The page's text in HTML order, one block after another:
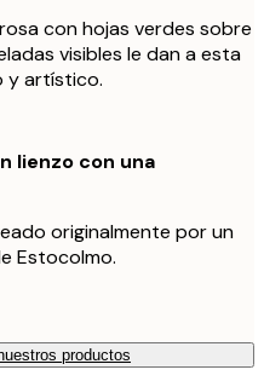
con hojas verdes sobre
visibles le dan a esta
y artístico.
lienzo con una
originalmente por un
Estocolmo.
productos